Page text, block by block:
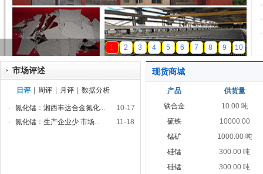
天磁锰业
1 2 3 4 5 6 7 8 9 10
·
·
·
市场评述
日评 周评 月评 数据分析
· 氮化锰：湘西丰达合金氮化...
10-17
·
氮化锰：生产企业少 市场... 11-18
现货商城
产品
供货量
铁合金
10.00 吨
硫铁
10000.00
锰矿
1000.00 吨
硅锰
300.00 吨
硅锰
300.00 吨